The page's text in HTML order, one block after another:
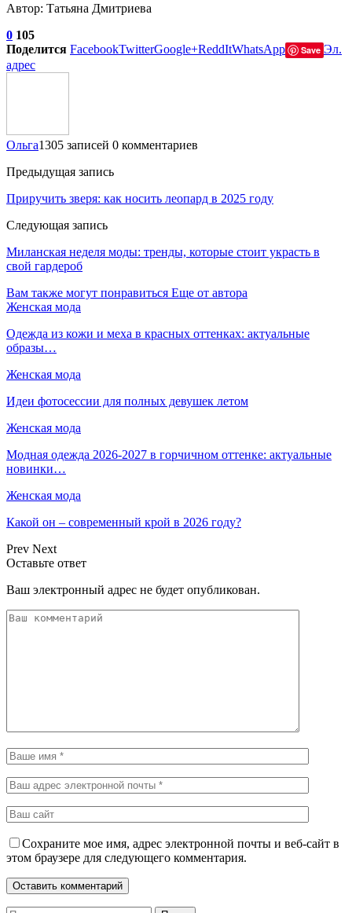
Автор: Татьяна Дмитриева
0 105
Поделится FacebookTwitterGoogle+ReddItWhatsApp Save Эл.
адрес
Ольга1305 записей 0 комментариев
Предыдущая запись
Приручить зверя: как носить леопард в 2025 году
Следующая запись
Миланская неделя моды: тренды, которые стоит украсть в
свой гардероб
Вам также могут понравиться Еще от автора
Женская мода
Одежда из кожи и меха в красных оттенках: актуальные
образы…
Женская мода
Идеи фотосессии для полных девушек летом
Женская мода
Модная одежда 2026-2027 в горчичном оттенке: актуальные
новинки…
Женская мода
Какой он – современный крой в 2026 году?
Prev Next
Оставьте ответ
Ваш электронный адрес не будет опубликован.
Сохраните мое имя, адрес электронной почты и веб-сайт в
этом браузере для следующего комментария.